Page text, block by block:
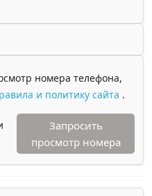
номера телефона,
и политику сайта .
Запросить
просмотр номера